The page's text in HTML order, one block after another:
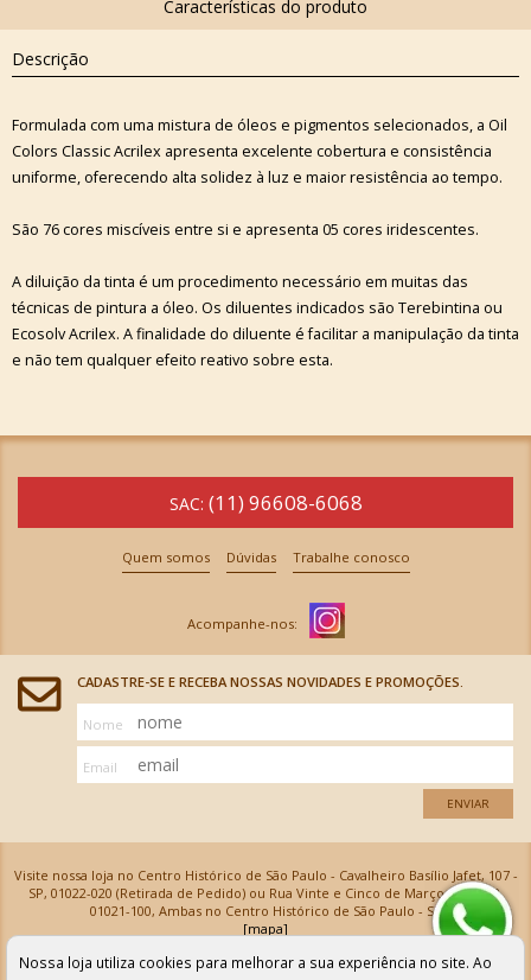
Descrição
Formulada com uma mistura de óleos e pigmentos selecionados, a Oil
Colors Classic Acrilex apresenta excelente cobertura e consistência
uniforme, oferecendo alta solidez à luz e maior resistência ao tempo.
São 76 cores miscíveis entre si e apresenta 05 cores iridescentes.
A diluição da tinta é um procedimento necessário em muitas das
técnicas de pintura a óleo. Os diluentes indicados são Terebintina ou
Ecosolv Acrilex. A finalidade do diluente é facilitar a manipulação da tinta
e não tem qualquer efeito reativo sobre esta.
SAC: (11) 96608-6068
Quem somos Dúvidas Trabalhe conosco
CADASTRE-SE E RECEBA NOSSAS NOVIDADES E PROMOÇÕES.
Nome
Email
ENVIAR
Visite nossa loja no Centro Histórico de São Paulo - Cavalheiro Basílio Jafet, 107 -
SP, 01022-020 (Retirada de Pedido) ou Rua Vinte e Cinco de Março, 576 - SP,
01021-100, Ambas no Centro Histórico de São Paulo - SP
[mapa]
Armarinhos Santa Cecília Ltda | CNPJ: 61.069.639/0001-18
Os preços e as condições de pagamento apresentadas na loja virtual não valem para nossa loja física e
Nossa loja utiliza cookies para melhorar a sua experiência no site. Ao